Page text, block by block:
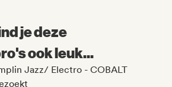
je deze
ook leuk...
Jazz/ Electro - COBALT